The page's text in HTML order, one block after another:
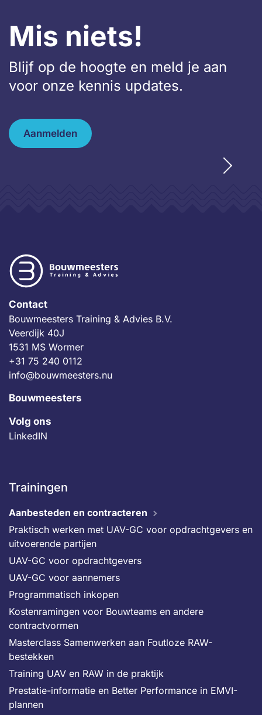
Mis niets!
Blijf op de hoogte en meld je aan
voor onze kennis updates.
Aanmelden
Contact
Bouwmeesters Training & Advies B.V.
Veerdijk 40J
1531 MS Wormer
+31 75 240 0112
info@bouwmeesters.nu
Bouwmeesters
Volg ons
LinkedIN
Trainingen
Aanbesteden en contracteren
Praktisch werken met UAV-GC voor opdrachtgevers en
uitvoerende partijen
UAV-GC voor opdrachtgevers
UAV-GC voor aannemers
Programmatisch inkopen
Kostenramingen voor Bouwteams en andere
contractvormen
Masterclass Samenwerken aan Foutloze RAW-
bestekken
Training UAV en RAW in de praktijk
Prestatie-informatie en Better Performance in EMVI-
plannen